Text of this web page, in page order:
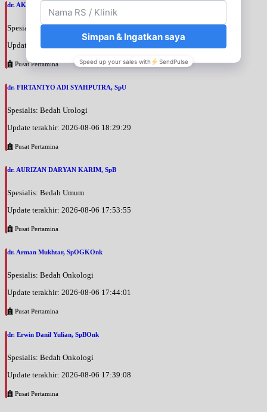
dr. AKBARI WAHYUDI KUSUMAH, SpU
Spesialis: Bedah Urologi
Update terakhir: 2026-08-06 18:38:38
Pusat Pertamina
dr. FIRTANTYO ADI SYAHPUTRA, SpU
Spesialis: Bedah Urologi
Update terakhir: 2026-08-06 18:29:29
Pusat Pertamina
dr. AURIZAN DARYAN KARIM, SpB
Spesialis: Bedah Umum
Update terakhir: 2026-08-06 17:53:55
Pusat Pertamina
dr. Arman Mukhtar, SpOGKOnk
Spesialis: Bedah Onkologi
Update terakhir: 2026-08-06 17:44:01
Pusat Pertamina
dr. Erwin Danil Yulian, SpBOnk
Spesialis: Bedah Onkologi
Update terakhir: 2026-08-06 17:39:08
Pusat Pertamina